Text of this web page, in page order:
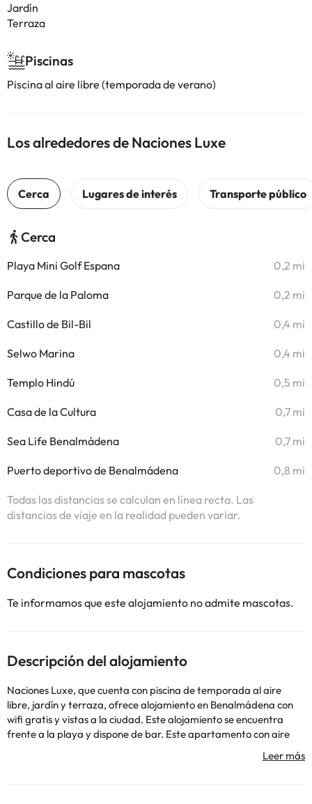
Jardín
Terraza
Piscinas
Piscina al aire libre (temporada de verano)
Los alrededores de Naciones Luxe
Cerca
Playa Mini Golf Espana 0,2 mi
Parque de la Paloma 0,2 mi
Castillo de Bil-Bil 0,4 mi
Selwo Marina 0,4 mi
Templo Hindú 0,5 mi
Casa de la Cultura 0,7 mi
Sea Life Benalmádena 0,7 mi
Puerto deportivo de Benalmádena 0,8 mi
Todas las distancias se calculan en línea recta. Las
distancias de viaje en la realidad pueden variar.
Condiciones para mascotas
Te informamos que este alojamiento no admite mascotas.
Descripción del alojamiento
Naciones Luxe, que cuenta con piscina de temporada al aire
libre, jardín y terraza, ofrece alojamiento en Benalmádena con
wifi gratis y vistas a la ciudad. Este alojamiento se encuentra
frente a la playa y dispone de bar. Este apartamento con aire
acondicionado consta de 1 dormitorio, una sala de estar, una
cocina totalmente equipada con nevera y cafetera, y 1 baño con